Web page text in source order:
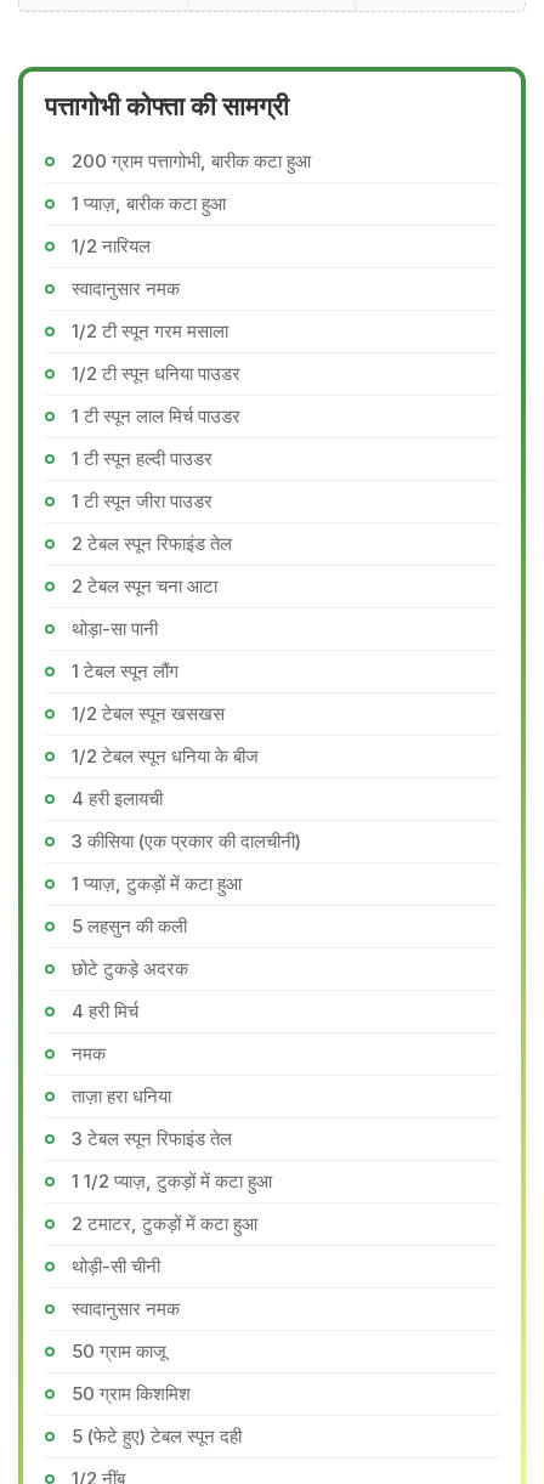
पत्तागोभी कोफ्ता की सामग्री
200 ग्राम पत्तागोभी, बारीक कटा हुआ
1 प्याज़, बारीक कटा हुआ
1/2 नारियल
स्वादानुसार नमक
1/2 टी स्पून गरम मसाला
1/2 टी स्पून धनिया पाउडर
1 टी स्पून लाल मिर्च पाउडर
1 टी स्पून हल्दी पाउडर
1 टी स्पून जीरा पाउडर
2 टेबल स्पून रिफाइंड तेल
2 टेबल स्पून चना आटा
थोड़ा-सा पानी
1 टेबल स्पून लौंग
1/2 टेबल स्पून खसखस
1/2 टेबल स्पून धनिया के बीज
4 हरी इलायची
3 कीसिया (एक प्रकार की दालचीनी)
1 प्याज़, टुकड़ों में कटा हुआ
5 लहसुन की कली
छोटे टुकड़े अदरक
4 हरी मिर्च
नमक
ताज़ा हरा धनिया
3 टेबल स्पून रिफाइंड तेल
1 1/2 प्याज़, टुकड़ों में कटा हुआ
2 टमाटर, टुकड़ों में कटा हुआ
थोड़ी-सी चीनी
स्वादानुसार नमक
50 ग्राम काजू
50 ग्राम किशमिश
5 (फेटे हुए) टेबल स्पून दही
1/2 नींबू